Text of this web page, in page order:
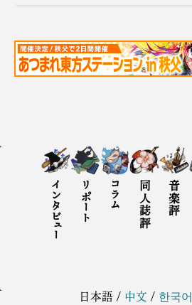
インタビュー リポート コラム 同人誌評 音楽評
日本語/ 中文 / 한국어